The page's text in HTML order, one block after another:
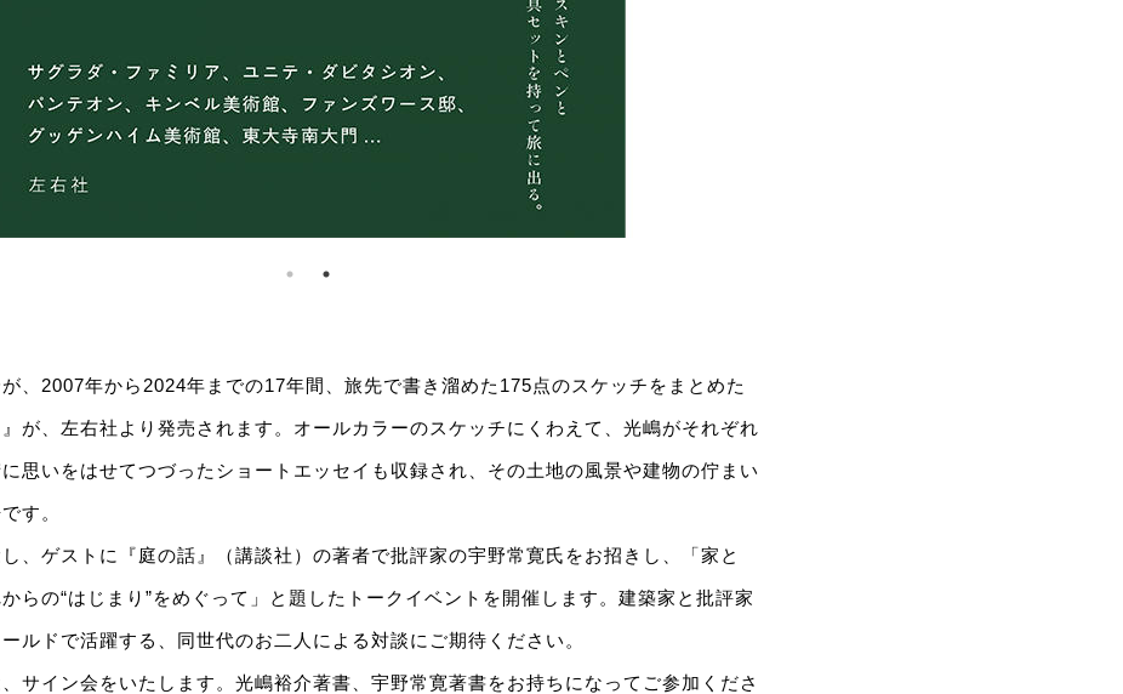
、2007年から2024年までの17年間、旅先で書き溜めた175点のスケッチをまとめた
』が、左右社より発売されます。オールカラーのスケッチにくわえて、光嶋がそれぞれ
思いをはせてつづったショートエッセイも収録され、その土地の風景や建物の佇まい
す。
、ゲストに『庭の話』（講談社）の著者で批評家の宇野常寛氏をお招きし、「家と
らの“はじまり”をめぐって」と題したトークイベントを開催します。建築家と批評家
ルドで活躍する、同世代のお二人による対談にご期待ください。
サイン会をいたします。光嶋裕介著書、宇野常寛著書をお持ちになってご参加くださ